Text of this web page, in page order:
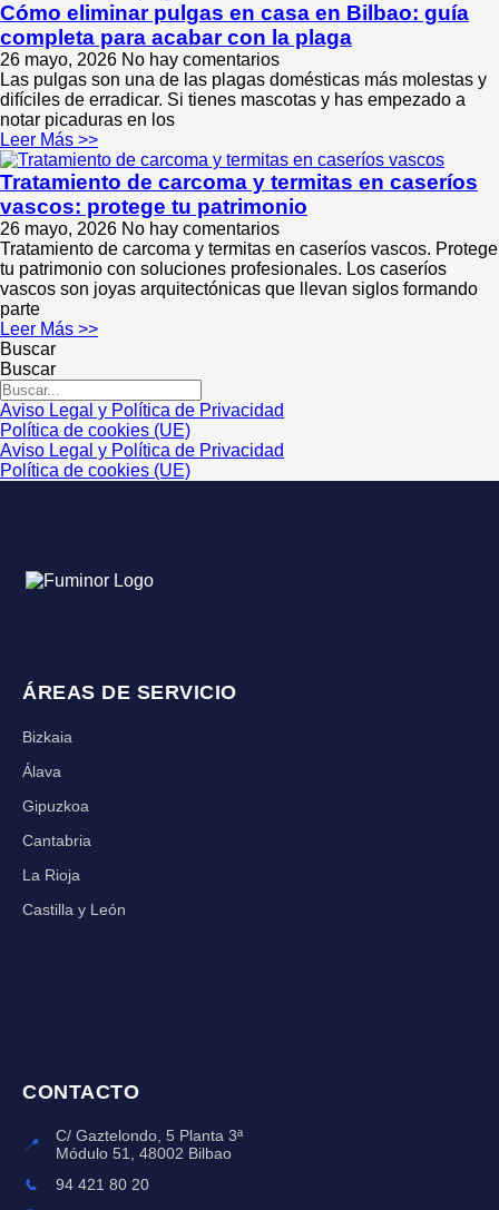
Cómo eliminar pulgas en casa en Bilbao: guía
completa para acabar con la plaga
26 mayo, 2026 No hay comentarios
Las pulgas son una de las plagas domésticas más molestas y
difíciles de erradicar. Si tienes mascotas y has empezado a
notar picaduras en los
Leer Más >>
Tratamiento de carcoma y termitas en caseríos
vascos: protege tu patrimonio
26 mayo, 2026 No hay comentarios
Tratamiento de carcoma y termitas en caseríos vascos. Protege
tu patrimonio con soluciones profesionales. Los caseríos
vascos son joyas arquitectónicas que llevan siglos formando
parte
Leer Más >>
Buscar
Buscar
Aviso Legal y Política de Privacidad
Política de cookies (UE)
Aviso Legal y Política de Privacidad
Política de cookies (UE)
ÁREAS DE SERVICIO
Bizkaia
Álava
Gipuzkoa
Cantabria
La Rioja
Castilla y León
CONTACTO
📍
C/ Gaztelondo, 5 Planta 3ª
Módulo 51, 48002 Bilbao
📞
94 421 80 20